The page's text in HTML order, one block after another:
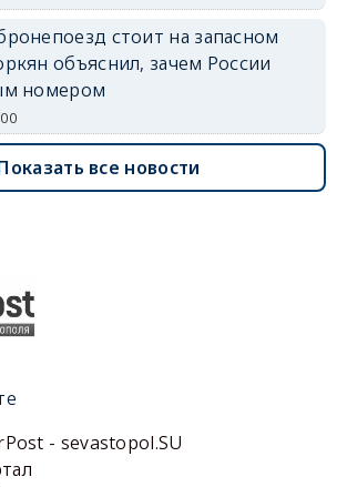
стоит на запасном
объяснил, зачем России
номером
все новости
- sevastopol.SU